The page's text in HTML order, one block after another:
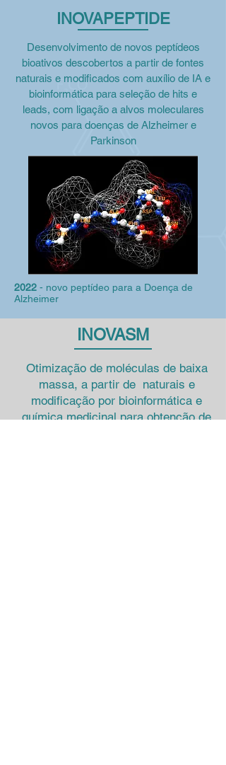
INOVAPEPTIDE
Desenvolvimento de novos peptídeos
bioativos descobertos a partir de fontes
naturais e modificados com auxílio de IA e
bioinformática para seleção de hits e
leads, com ligação a alvos moleculares
novos para doenças de Alzheimer e
Parkinson
2022 - novo peptídeo para a Doença de
Alzheimer
INOVASM
Otimização de moléculas de baixa
massa, a partir de naturais e
modificação por bioinformática e
química medicinal para obtenção de